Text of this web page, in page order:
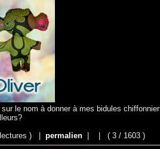
le nom à donner à mes bidules
) | permalien ( 3 / 1603 )